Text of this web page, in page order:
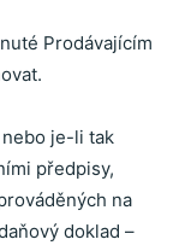
Prodávajícím
je-li tak
předpisy,
na
doklad –